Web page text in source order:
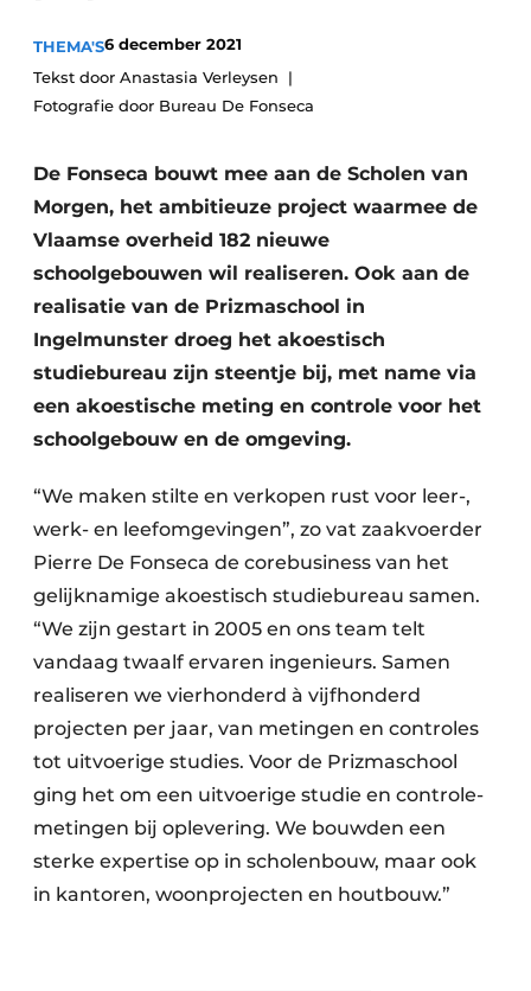
Vacatures
Video’s
Bedrijven
Contact
Akoestiek
Beton & Staalbouw
Brandveiligheid
BIM
Evenementen
Houtbouw
HVAC
Interieurarchitectuur
Keukens
Renovatie
Software
Toegangscontrole
Veiligheid & Opleiding
Zonwering
THEMA'S6 december 2021
Tekst door Anastasia Verleysen
Fotografie door Bureau De Fonseca
De Fonseca bouwt mee aan de Scholen van
Morgen, het ambitieuze project waarmee de
Vlaamse overheid 182 nieuwe
schoolgebouwen wil realiseren. Ook aan de
realisatie van de Prizmaschool in
Ingelmunster droeg het akoestisch
studiebureau zijn steentje bij, met name via
een akoestische meting en controle voor het
schoolgebouw en de omgeving.
“We maken stilte en verkopen rust voor leer-,
werk- en leefomgevingen”, zo vat zaakvoerder
Pierre De Fonseca de corebusiness van het
gelijknamige akoestisch studiebureau samen.
“We zijn gestart in 2005 en ons team telt
vandaag twaalf ervaren ingenieurs. Samen
realiseren we vierhonderd à vijfhonderd
projecten per jaar, van metingen en controles
tot uitvoerige studies. Voor de Prizmaschool
ging het om een uitvoerige studie en controle-
metingen bij oplevering. We bouwden een
sterke expertise op in scholenbouw, maar ook
in kantoren, woonprojecten en houtbouw.”